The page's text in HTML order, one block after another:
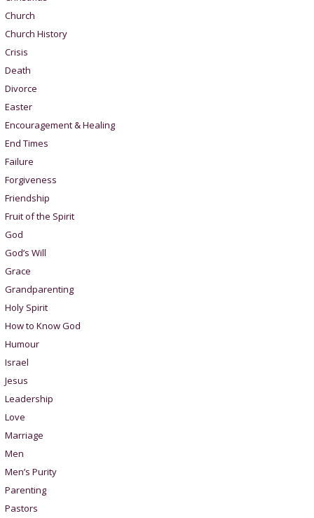
Church
Church History
Crisis
Death
Divorce
Easter
Encouragement & Healing
End Times
Failure
Forgiveness
Friendship
Fruit of the Spirit
God
God’s Will
Grace
Grandparenting
Holy Spirit
How to Know God
Humour
Israel
Jesus
Leadership
Love
Marriage
Men
Men’s Purity
Parenting
Pastors